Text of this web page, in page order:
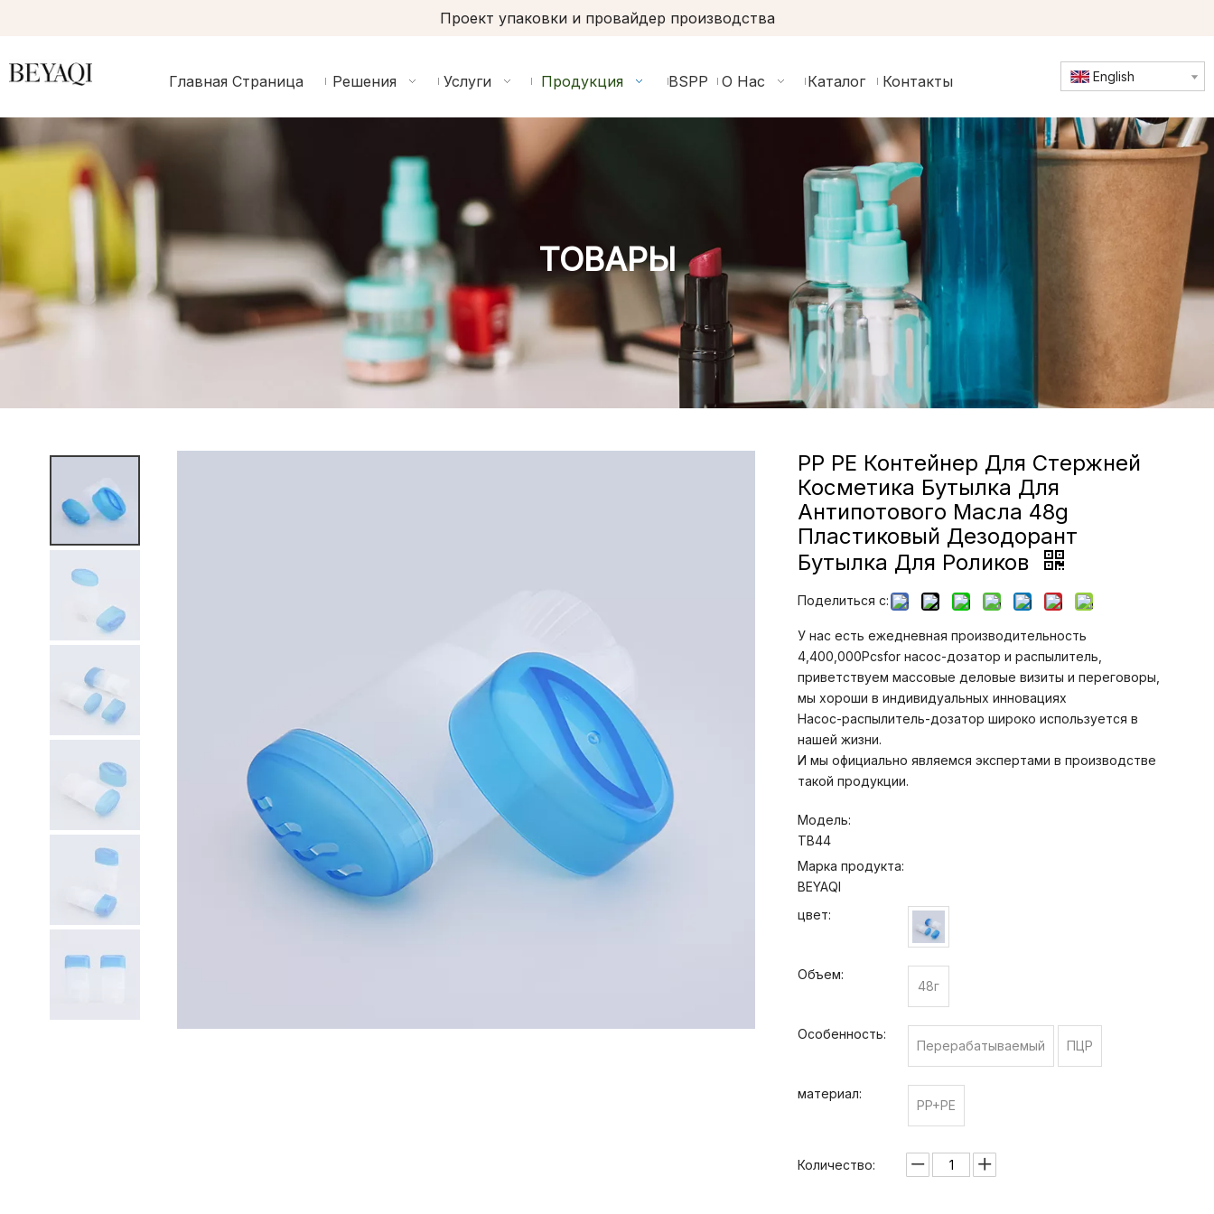
Проект упаковки и провайдер производства
Главная Страница Решения Услуги Продукция BSPP О Нас Каталог Контакты English
ТОВАРЫ
PP PE Контейнер Для Стержней
Косметика Бутылка Для
Антипотового Масла 48g
Пластиковый Дезодорант
Бутылка Для Роликов
Поделиться с:
У нас есть ежедневная производительность
4,400,000Pcsfor насос-дозатор и распылитель,
приветствуем массовые деловые визиты и переговоры,
мы хороши в индивидуальных инновациях
Насос-распылитель-дозатор широко используется в
нашей жизни.
И мы официально являемся экспертами в производстве
такой продукции.
Модель:
TB44
Марка продукта:
BEYAQI
цвет:
Объем:
48г
Особенность:
Перерабатываемый ПЦР
материал:
PP+PE
Количество: